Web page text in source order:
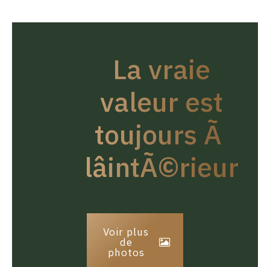
La vraie
valeur est
toujours Ã
lâintÃ©rieur
Voir plus
de
photos